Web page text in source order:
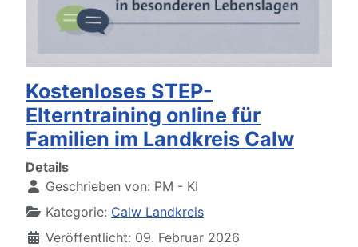
Kostenloses STEP-
Elterntraining online für
Familien im Landkreis Calw
Details
Geschrieben von: PM - KI
Kategorie: Calw Landkreis
Veröffentlicht: 09. Februar 2026